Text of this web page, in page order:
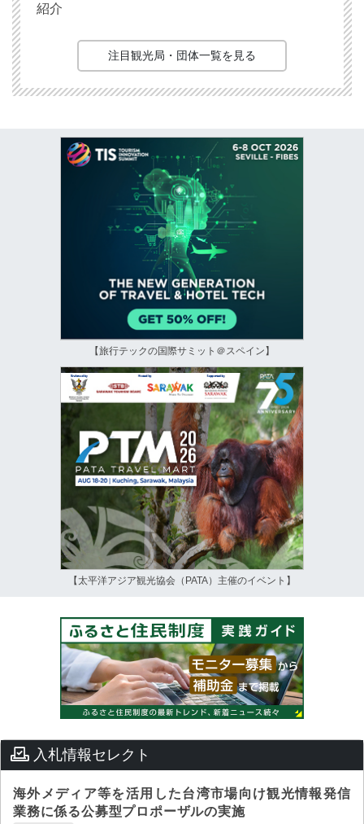
紹介
注目観光局・団体一覧を見る
【旅行テックの国際サミット＠スペイン】
【太平洋アジア観光協会（PATA）主催のイベント】
入札情報セレクト
海外メディア等を活用した台湾市場向け観光情報発信
業務に係る公募型プロポーザルの実施